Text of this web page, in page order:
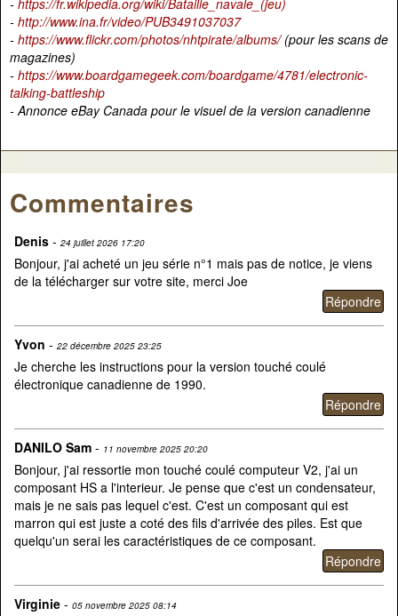
- https://fr.wikipedia.org/wiki/Bataille_navale_(jeu)
- http://www.ina.fr/video/PUB3491037037
- https://www.flickr.com/photos/nhtpirate/albums/(pour les scans de
magazines)
- https://www.boardgamegeek.com/boardgame/4781/electronic-
talking-battleship
- Annonce eBay Canada pour le visuel de la version canadienne
Commentaires
Denis - 24 juillet 2026 17:20
Bonjour, j'ai acheté un jeu série n°1 mais pas de notice, je viens
de la télécharger sur votre site, merci Joe
Yvon - 22 décembre 2025 23:25
Je cherche les instructions pour la version touché coulé
électronique canadienne de 1990.
DANILO Sam - 11 novembre 2025 20:20
Bonjour, j'ai ressortie mon touché coulé computeur V2, j'ai un
composant HS a l'interieur. Je pense que c'est un condensateur,
mais je ne sais pas lequel c'est. C'est un composant qui est
marron qui est juste a coté des fils d'arrivée des piles. Est que
quelqu'un serai les caractéristiques de ce composant.
Virginie - 05 novembre 2025 08:14